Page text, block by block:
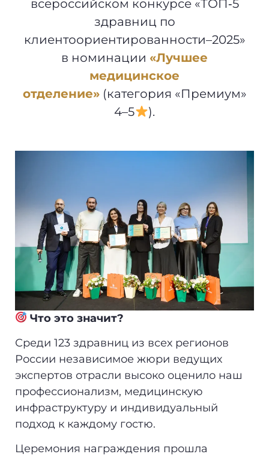
всероссийском конкурсе «ТОП‑5
здравниц по
клиентоориентированности–2025»
в номинации «Лучшее
медицинское
отделение»(категория «Премиум»
4–5
).
Что это значит?
Среди 123 здравниц из всех регионов
России независимое жюри ведущих
экспертов отрасли высоко оценило наш
профессионализм, медицинскую
инфраструктуру и индивидуальный
подход к каждому гостю.
Церемония награждения прошла